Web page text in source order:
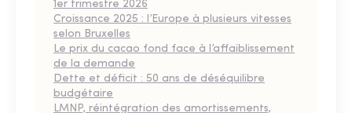
1er trimestre 2026
Croissance 2025 : l’Europe à plusieurs vitesses
selon Bruxelles
Le prix du cacao fond face à l’affaiblissement
de la demande
Dette et déficit : 50 ans de déséquilibre
budgétaire
LMNP, réintégration des amortissements,